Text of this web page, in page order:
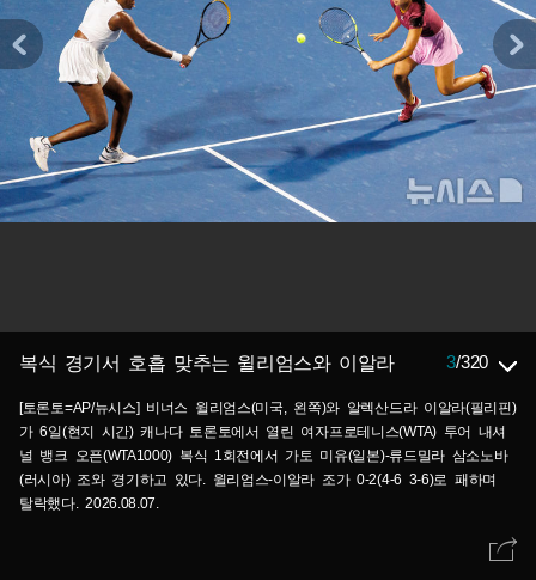
복식 경기서 호흡 맞추는 윌리엄스와 이알라 3/320
[토론토=AP/뉴시스] 비너스 윌리엄스(미국, 왼쪽)와 알렉산드라 이알라(필리핀)
가 6일(현지 시간) 캐나다 토론토에서 열린 여자프로테니스(WTA) 투어 내셔
널 뱅크 오픈(WTA1000) 복식 1회전에서 가토 미유(일본)-류드밀라 삼소노바
(러시아) 조와 경기하고 있다. 윌리엄스-이알라 조가 0-2(4-6 3-6)로 패하며
탈락했다. 2026.08.07.